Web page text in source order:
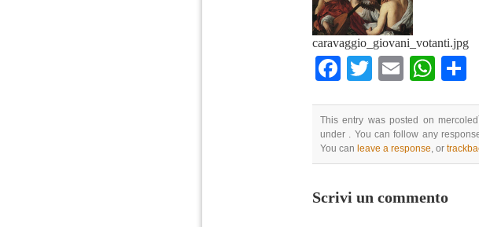
caravaggio_giovani_votanti.jpg
Facebook
TwitterEmail
This entry was posted on
under . You can follow any
You can leave a response, or
Scrivi un commento